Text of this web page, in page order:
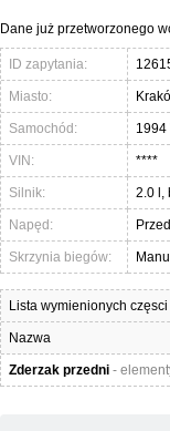
Dane już przetworzonego
ID zapytania:
Miasto:
Samochód: 1994
VIN: ****
Silnik: 2.0 l,
Napęd:
Skrzynia biegów:
Lista wymienionych
Nazwa
Zderzak przedni -